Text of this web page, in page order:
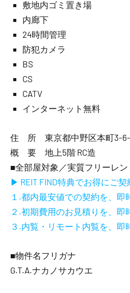
敷地内ゴミ置き場
内廊下
24時間管理
防犯カメラ
BS
CS
CATV
インターネット無料
住 所 東京都中野区本町3-
概 要 地上5階 RC造
■全部屋対象／実質フリーレ
▶ REIT FIND特典でお得にご契
１.都内最安値での契約を、即
２.初期費用のお見積りを、即
３.内覧・リモート内覧を、即
■物件名フリガナ
G.T.A.ナカノサカウエ